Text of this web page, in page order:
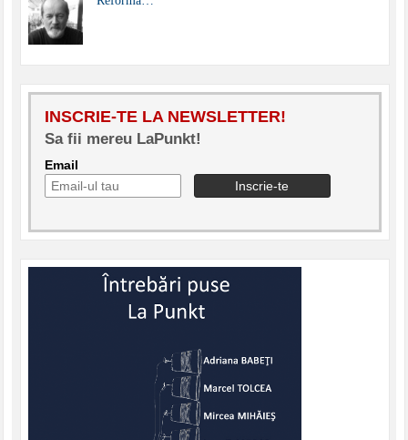
INSCRIE-TE LA NEWSLETTER!
Sa fii mereu LaPunkt!
Email